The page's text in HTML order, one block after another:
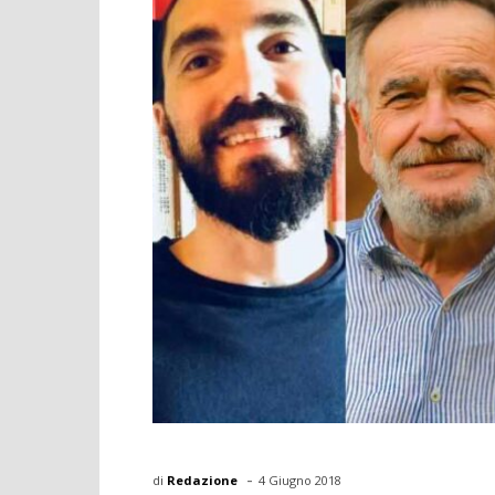
di Redazione - 4 Giugno 2018